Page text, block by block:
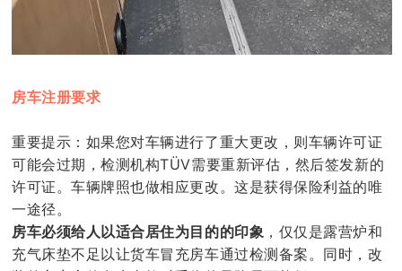
房车注册要求
重要提示：如果您对车辆进行了重大更改，则车辆许可证
可能会过期，检测机构TÜV需要重新评估，然后签发新的
许可证。车辆牌照也做相应更改。这是获得保险利益的唯
一途径。
房车必须给人以适合居住为目的的印象 ，仅仅是露营炉和
充气床垫不足以让货车冒充房车通过检测备案。同时，改